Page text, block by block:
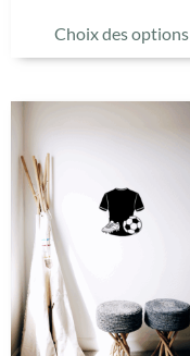
Choix des options